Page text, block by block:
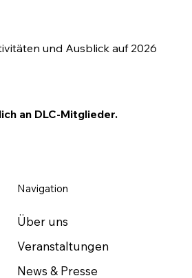
und Ausblick auf 2026
an DLC-Mitglieder.
Navigation
Über uns
Veranstaltungen
News & Presse